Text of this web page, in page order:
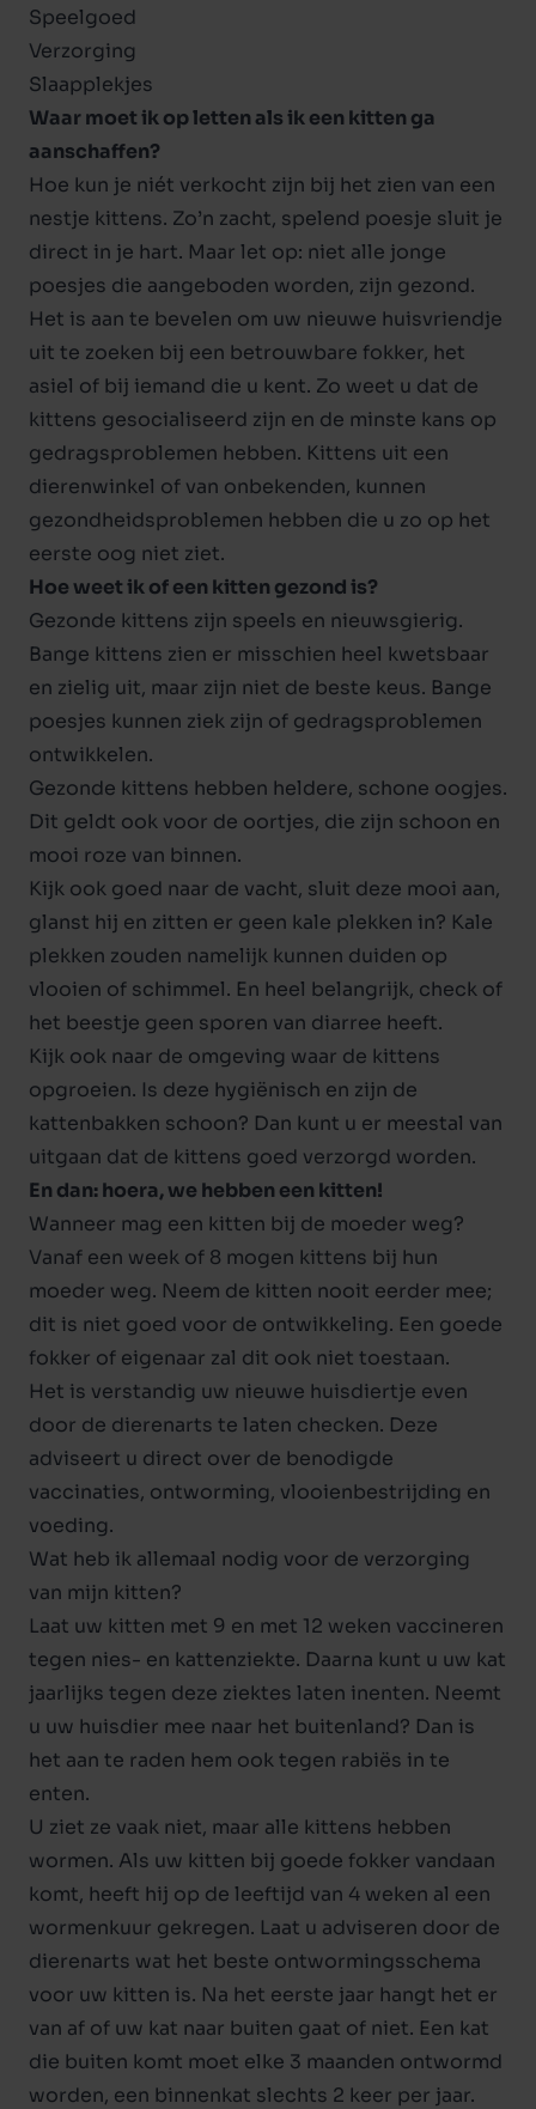
Speelgoed
Verzorging
Slaapplekjes
Waar moet ik op letten als ik een kitten ga
aanschaffen?
Hoe kun je niét verkocht zijn bij het zien van een
nestje kittens. Zo’n zacht, spelend poesje sluit je
direct in je hart. Maar let op: niet alle jonge
poesjes die aangeboden worden, zijn gezond.
Het is aan te bevelen om uw nieuwe huisvriendje
uit te zoeken bij een betrouwbare fokker, het
asiel of bij iemand die u kent. Zo weet u dat de
kittens gesocialiseerd zijn en de minste kans op
gedragsproblemen hebben. Kittens uit een
dierenwinkel of van onbekenden, kunnen
gezondheidsproblemen hebben die u zo op het
eerste oog niet ziet.
Hoe weet ik of een kitten gezond is?
Gezonde kittens zijn speels en nieuwsgierig.
Bange kittens zien er misschien heel kwetsbaar
en zielig uit, maar zijn niet de beste keus. Bange
poesjes kunnen ziek zijn of gedragsproblemen
ontwikkelen.
Gezonde kittens hebben heldere, schone oogjes.
Dit geldt ook voor de oortjes, die zijn schoon en
mooi roze van binnen.
Kijk ook goed naar de vacht, sluit deze mooi aan,
glanst hij en zitten er geen kale plekken in? Kale
plekken zouden namelijk kunnen duiden op
vlooien of schimmel. En heel belangrijk, check of
het beestje geen sporen van diarree heeft.
Kijk ook naar de omgeving waar de kittens
opgroeien. Is deze hygiënisch en zijn de
kattenbakken schoon? Dan kunt u er meestal van
uitgaan dat de kittens goed verzorgd worden.
En dan: hoera, we hebben een kitten!
Wanneer mag een kitten bij de moeder weg?
Vanaf een week of 8 mogen kittens bij hun
moeder weg. Neem de kitten nooit eerder mee;
dit is niet goed voor de ontwikkeling. Een goede
fokker of eigenaar zal dit ook niet toestaan.
Het is verstandig uw nieuwe huisdiertje even
door de dierenarts te laten checken. Deze
adviseert u direct over de benodigde
vaccinaties, ontworming, vlooienbestrijding en
voeding.
Wat heb ik allemaal nodig voor de verzorging
van mijn kitten?
Laat uw kitten met 9 en met 12 weken vaccineren
tegen nies- en kattenziekte. Daarna kunt u uw kat
jaarlijks tegen deze ziektes laten inenten. Neemt
u uw huisdier mee naar het buitenland? Dan is
het aan te raden hem ook tegen rabiës in te
enten.
U ziet ze vaak niet, maar alle kittens hebben
wormen. Als uw kitten bij goede fokker vandaan
komt, heeft hij op de leeftijd van 4 weken al een
wormenkuur gekregen. Laat u adviseren door de
dierenarts wat het beste ontwormingsschema
voor uw kitten is. Na het eerste jaar hangt het er
van af of uw kat naar buiten gaat of niet. Een kat
die buiten komt moet elke 3 maanden ontwormd
worden, een binnenkat slechts 2 keer per jaar.